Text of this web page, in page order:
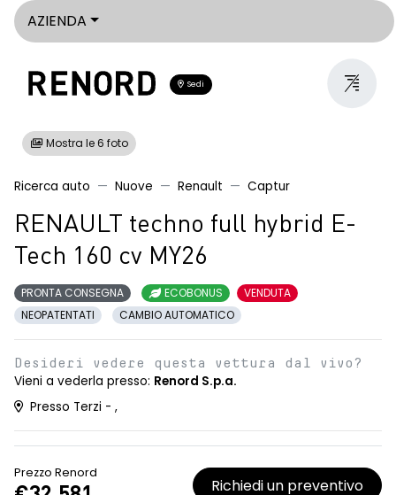
AZIENDA
Sedi
Mostra le 6 foto
Ricerca auto Nuove Renault Captur
RENAULT techno full hybrid E-
Tech 160 cv MY26
PRONTA CONSEGNA ECOBONUS
VENDUTA
NEOPATENTATI
CAMBIO AUTOMATICO
Desideri vedere questa vettura dal vivo?
Vieni a vederla presso: Renord S.p.a.
Presso Terzi - ,
Prezzo Renord
Richiedi un preventivo